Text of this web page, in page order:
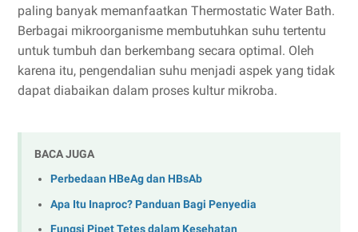
paling banyak memanfaatkan Thermostatic Water Bath.
Berbagai mikroorganisme membutuhkan suhu tertentu
untuk tumbuh dan berkembang secara optimal. Oleh
karena itu, pengendalian suhu menjadi aspek yang tidak
dapat diabaikan dalam proses kultur mikroba.
BACA JUGA
Perbedaan HBeAg dan HBsAb
Apa Itu Inaproc? Panduan Bagi Penyedia
Fungsi Pipet Tetes dalam Kesehatan